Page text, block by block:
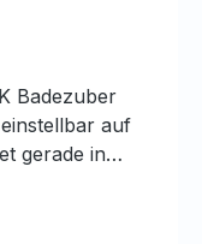
Badezuber
auf
gerade in